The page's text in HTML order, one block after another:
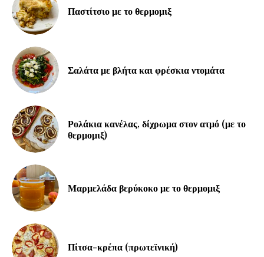
Παστίτσιο με το θερμομιξ
Σαλάτα με βλήτα και φρέσκια ντομάτα
Ρολάκια κανέλας, δίχρωμα στον ατμό (με το
θερμομιξ)
Μαρμελάδα βερύκοκο με το θερμομιξ
Πίτσα-κρέπα (πρωτεϊνική)